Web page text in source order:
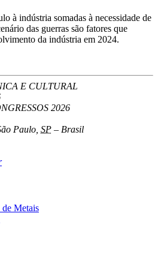
à indústria somadas à necessidade de
das guerras são fatores que
da indústria em 2024.
E CULTURAL
2026
Paulo SP – Brasil
Metais